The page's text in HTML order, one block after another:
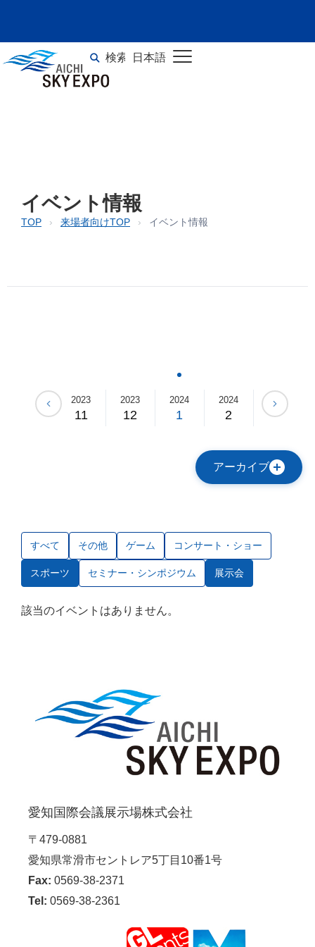
検索 日本語
English
TOP>イベント情報
イベント情報
TOP › 来場者向けTOP › イベント情報
2023
10
2023
11
2023
12
2024
1
2024
2
2024
3
アーカイブ
すべて その他 ゲーム コンサート・ショー
スポーツ セミナー・シンポジウム 展示会
該当のイベントはありません。
愛知国際会議展示場株式会社
〒479-0881
愛知県常滑市セントレア5丁目10番1号
Fax: 0569-38-2371
Tel: 0569-38-2361